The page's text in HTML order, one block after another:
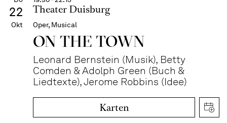
22
Okt
Theater Duisburg
Oper, Musical
ON THE TOWN
Leonard Bernstein (Musik), Betty
Comden & Adolph Green (Buch &
Liedtexte), Jerome Robbins (Idee)
Karten